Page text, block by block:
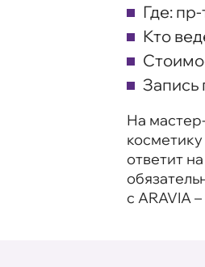
Где: пр-
Кто
Запись
На
ответит
с ARAVIA